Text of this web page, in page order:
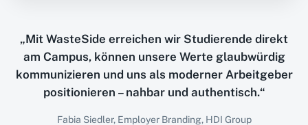
„Mit WasteSide erreichen wir Studierende direkt
am Campus, können unsere Werte glaubwürdig
kommunizieren und uns als moderner Arbeitgeber
positionieren – nahbar und authentisch.“
Fabia Siedler, Employer Branding, HDI Group